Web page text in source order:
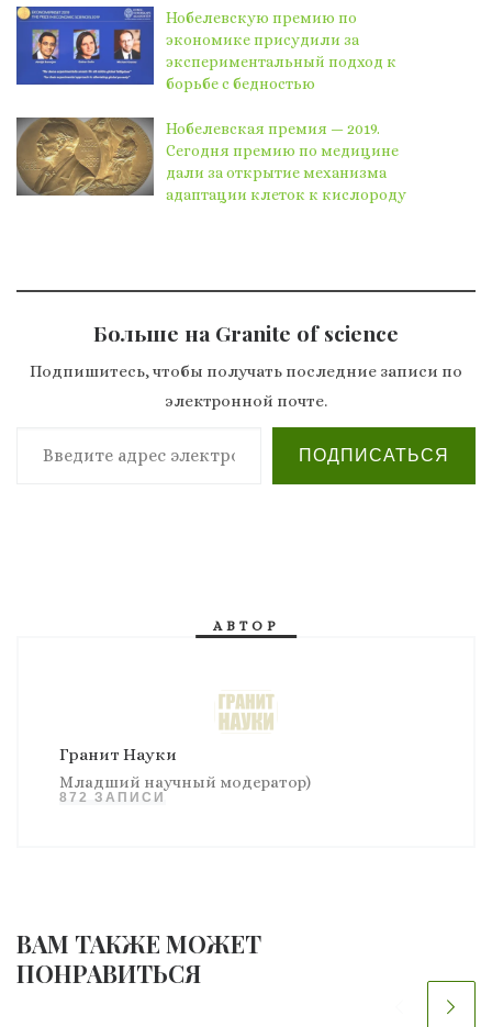
Нобелевскую премию по
экономике присудили за
экспериментальный подход к
борьбе с бедностью
Нобелевская премия — 2019.
Сегодня премию по медицине
дали за открытие механизма
адаптации клеток к кислороду
Больше на Granite of science
Подпишитесь, чтобы получать последние записи по
электронной почте.
Введите адрес электронной почты…
ПОДПИСАТЬСЯ
АВТОР
Гранит Науки
Младший научный модератор)
872 ЗАПИСИ
ВАМ ТАКЖЕ МОЖЕТ
ПОНРАВИТЬСЯ